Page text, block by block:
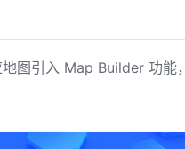
图引入 Map Builder 功能